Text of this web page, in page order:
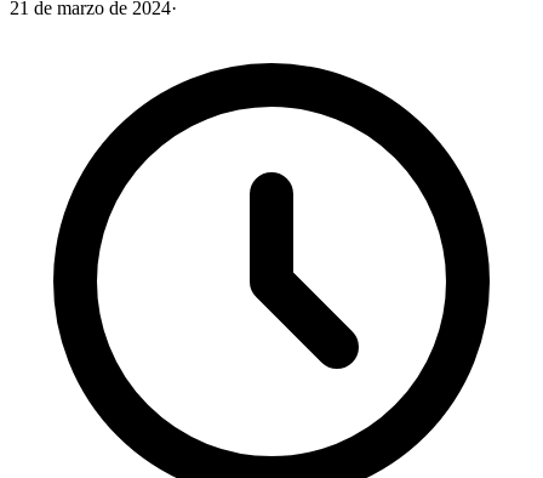
21 de marzo de 2024·